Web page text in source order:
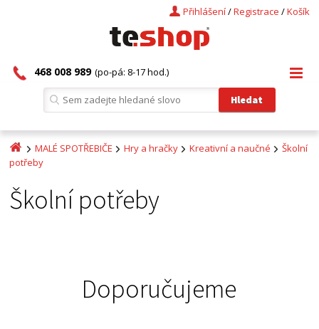
Košík
/
Registrace
/
Přihlášení
468 008 989 (po-pá: 8-17 hod.)
MALÉ SPOTŘEBIČE Hry a hračky Kreativní a naučné
Školní
potřeby
Školní potřeby
Doporučujeme